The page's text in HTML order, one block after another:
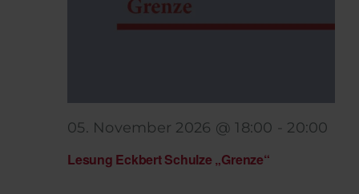
Lesung Eckbert Schulze „Grenze“
05. November 2026 @ 18:00 - 20:00